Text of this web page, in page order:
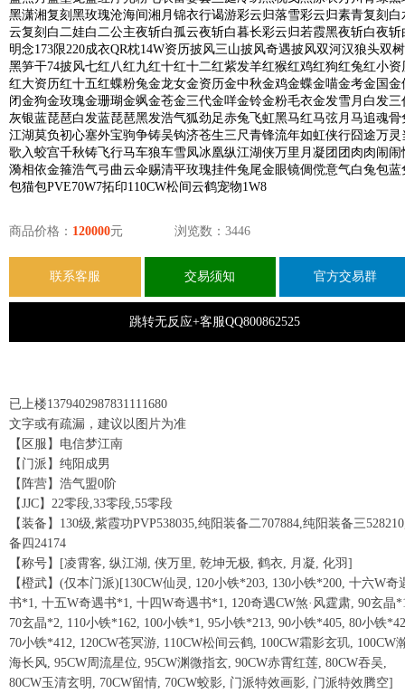
黑潇湘复刻黑玫瑰沧海间湘月锦衣行谒游彩云归落雪彩云归素青复刻白
云复刻白二娃白二公主夜斩白孤云夜斩白暮长彩云归若霞黑夜斩白夜斩
明念173限220成衣QR枕14W资历披风三山披风奇遇披风双河汉狼头双
黑笋干74披风七红八红九红十红十二红紫发羊红猴红鸡红狗红兔红小资
红大资历红十五红蝶粉兔金龙女金资历金中秋金鸡金蝶金喵金考金国金
闭金狗金玫瑰金珊瑚金飒金苍金三代金咩金铃金粉毛衣金发雪月白发三
灰银蓝琵琶白发蓝琵琶黑发浩气狐劲足赤兔飞虹黑马红马弦月马追魂骨
江湖莫负初心塞外宝驹争铸吴钩济苍生三尺青锋流年如虹侠行囧途万灵
歌入蛟宫千秋铸飞行马车狼车雪凤冰凰纵江湖侠万里月凝团团肉肉闹闹
漪相依金箍浩气弓曲云伞赐清平玫瑰挂件兔尾金眼镜倜傥意气白兔包蓝
包猫包PVE70W7拓印110CW松间云鹤宠物1W8
商品价格： 120000元 浏览数：3446
联系客服 交易须知 官方交易群
跳转无反应+客服QQ800862525
已上楼1379402987831111680
文字或有疏漏，建议以图片为准
【区服】电信梦江南
【门派】纯阳成男
【阵营】浩气盟0阶
【JJC】22零段,33零段,55零段
【装备】130级,紫霞功PVP538035,纯阳装备二707884,纯阳装备三
备四24174
【称号】[凌霄客, 纵江湖, 侠万里, 乾坤无极, 鹤衣, 月凝, 化羽]
【橙武】(仅本门派)[130CW仙灵, 120小铁*203, 130小铁*200, 十六W奇
书*1, 十五W奇遇书*1, 十四W奇遇书*1, 120奇遇CW煞·风霆肃, 90玄晶
70玄晶*2, 110小铁*162, 100小铁*1, 95小铁*213, 90小铁*405, 80小铁
70小铁*412, 120CW苍冥游, 110CW松间云鹤, 100CW霜影玄玑, 100CW
海长风, 95CW周流星位, 95CW渊微指玄, 90CW赤霄红莲, 80CW吞吴,
80CW玉清玄明, 70CW留情, 70CW蛟影, 门派特效画影, 门派特效腾空]